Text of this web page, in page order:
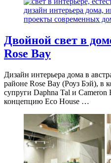
Двойной свет в
Rose Bay
Дизайн интерьера дома в
районе Rose Bay (Роуз Бэй), в
супруги Daphna Tal и Cameron
концепцию Eco House …